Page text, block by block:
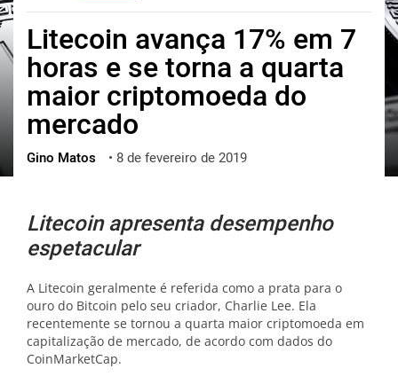
русский
한국어
العربية
ไทย
ქართული
vietnamese
Litecoin avança 17% em 7
horas e se torna a quarta
maior criptomoeda do
mercado
Gino Matos • 8 de fevereiro de 2019
Litecoin apresenta desempenho
espetacular
A Litecoin geralmente é referida como a prata para o
ouro do Bitcoin pelo seu criador, Charlie Lee. Ela
recentemente se tornou a quarta maior criptomoeda em
capitalização de mercado, de acordo com dados do
CoinMarketCap.